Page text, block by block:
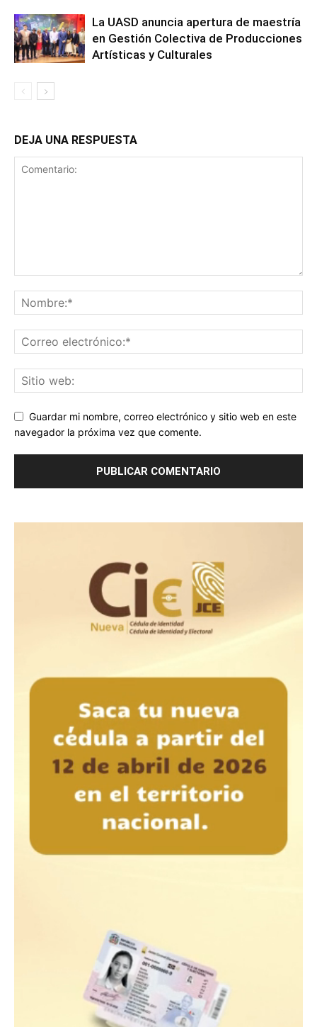
La UASD anuncia apertura de maestría
en Gestión Colectiva de Producciones
Artísticas y Culturales
DEJA UNA RESPUESTA
Guardar mi nombre, correo electrónico y sitio web en este
navegador la próxima vez que comente.